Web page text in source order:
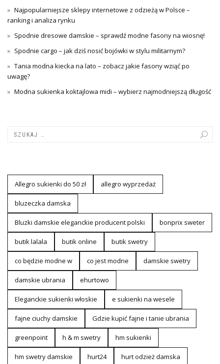
Najpopularniejsze sklepy internetowe z odzieżą w Polsce –
ranking i analiza rynku
Spodnie dresowe damskie – sprawdź modne fasony na wiosnę!
Spodnie cargo – jak dziś nosić bojówki w stylu militarnym?
Tania modna kiecka na lato – zobacz jakie fasony wziąć po
uwagę?
Modna sukienka koktajlowa midi – wybierz najmodniejszą długość
Allegro sukienki do 50 zł allegro wyprzedaż
bluzeczka damska
Bluzki damskie eleganckie producent polski bonprix sweter
butik lalala butik online butik swetry
co będzie modne w co jest modne damskie swetry
damskie ubrania ehurtowo
Eleganckie sukienki włoskie e sukienki na wesele
fajne ciuchy damskie Gdzie kupić fajne i tanie ubrania
greenpoint h & m swetry hm sukienki
hm swetry damskie hurt24 hurt odzież damska